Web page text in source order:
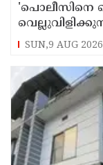
'പൊലീസിനെ
അനുസരിച്ച്
SUN,9 AUG 2026